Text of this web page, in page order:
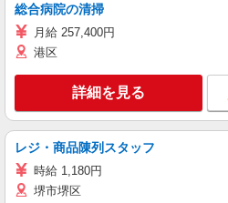
総合病院の清掃
月給 257,400円
港区
詳細を見る
レジ・商品陳列スタッフ
時給 1,180円
堺市堺区